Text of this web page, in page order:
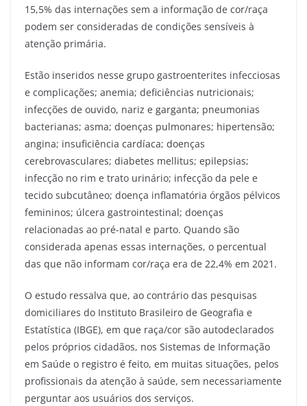
15,5% das internações sem a informação de cor/raça
podem ser consideradas de condições sensíveis à
atenção primária.
Estão inseridos nesse grupo gastroenterites infecciosas
e complicações; anemia; deficiências nutricionais;
infecções de ouvido, nariz e garganta; pneumonias
bacterianas; asma; doenças pulmonares; hipertensão;
angina; insuficiência cardíaca; doenças
cerebrovasculares; diabetes mellitus; epilepsias;
infecção no rim e trato urinário; infecção da pele e
tecido subcutâneo; doença inflamatória órgãos pélvicos
femininos; úlcera gastrointestinal; doenças
relacionadas ao pré-natal e parto. Quando são
considerada apenas essas internações, o percentual
das que não informam cor/raça era de 22,4% em 2021.
O estudo ressalva que, ao contrário das pesquisas
domiciliares do Instituto Brasileiro de Geografia e
Estatística (IBGE), em que raça/cor são autodeclarados
pelos próprios cidadãos, nos Sistemas de Informação
em Saúde o registro é feito, em muitas situações, pelos
profissionais da atenção à saúde, sem necessariamente
perguntar aos usuários dos serviços.